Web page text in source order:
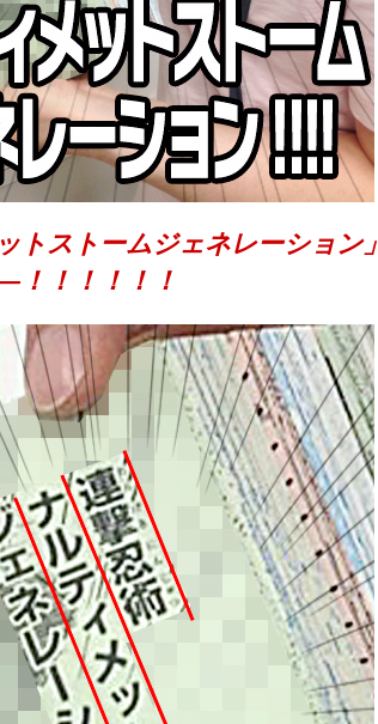
トストームジェネレーション」
！！！！